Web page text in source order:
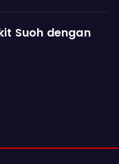
Suoh dengan